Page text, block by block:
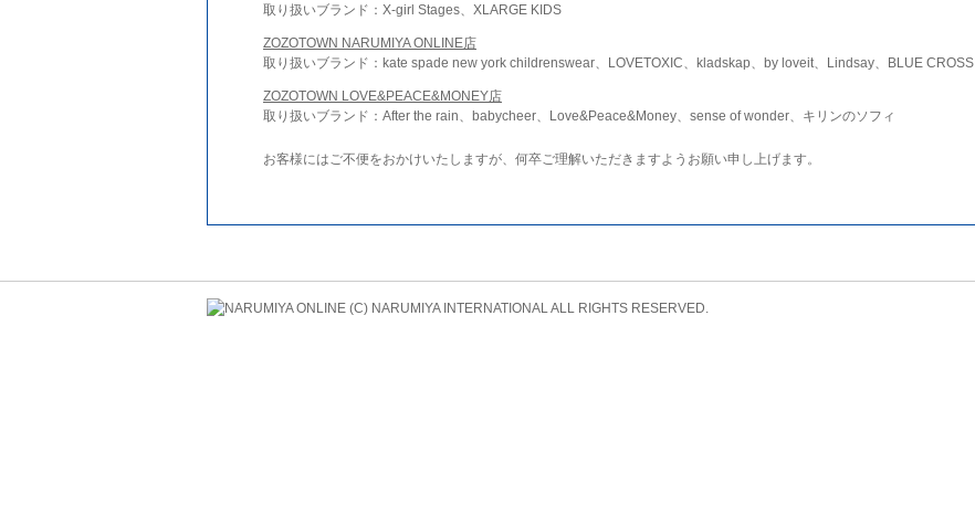
取り扱いブランド：X-girl Stages、XLARGE KIDS
ZOZOTOWN NARUMIYA ONLINE店
取り扱いブランド：kate spade new york childrenswear、LOVETOXIC、kladskap、by loveit、Lindsay、BLUE CROSS
ZOZOTOWN LOVE&PEACE&MONEY店
取り扱いブランド：After the rain、babycheer、Love&Peace&Money、sense of wonder、キリンのソフィ
お客様にはご不便をおかけいたしますが、何卒ご理解いただきますようお願い申し上げます。